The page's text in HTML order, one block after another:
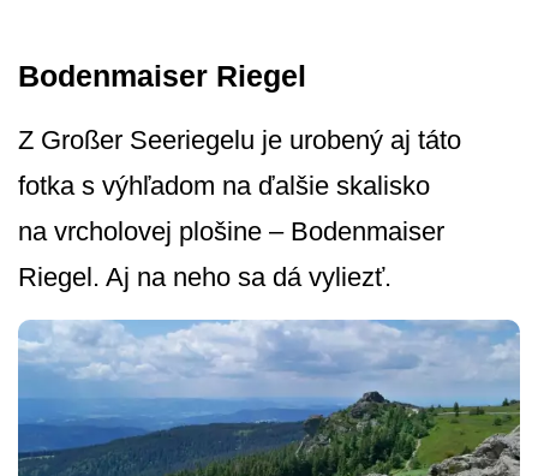
Bodenmaiser Riegel
Z Großer Seeriegelu je urobený aj táto
fotka s výhľadom na ďalšie skalisko
na vrcholovej plošine – Bodenmaiser
Riegel. Aj na neho sa dá vyliezť.